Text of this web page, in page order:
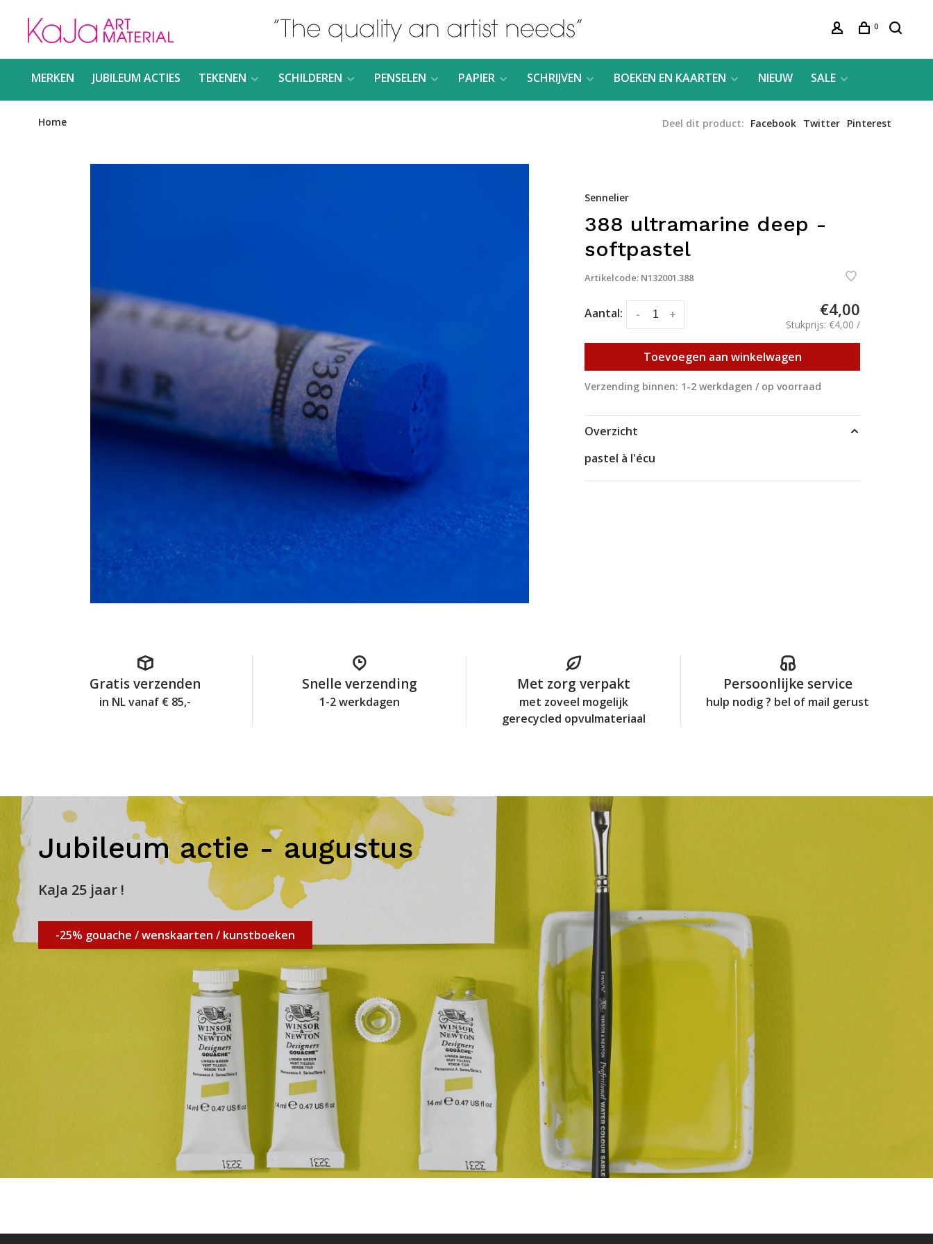
0
MERKEN JUBILEUM ACTIES TEKENEN SCHILDEREN PENSELEN PAPIER SCHRIJVEN BOEKEN EN KAARTEN NIEUW SALE
Home Deel dit product: Facebook Twitter Pinterest
Sennelier
388 ultramarine deep -
softpastel
Artikelcode: N132001.388
Aantal: +
- €4,00
Stukprijs: €4,00 /
Toevoegen aan winkelwagen
Verzending binnen: 1-2 werkdagen / op voorraad
Overzicht
pastel à l'écu
Gratis verzenden
in NL vanaf € 85,-
Snelle verzending
1-2 werkdagen
Met zorg verpakt
met zoveel mogelijk
gerecycled opvulmateriaal
Persoonlijke service
hulp nodig ? bel of mail gerust
Jubileum actie - augustus
KaJa 25 jaar !
-25% gouache / wenskaarten / kunstboeken